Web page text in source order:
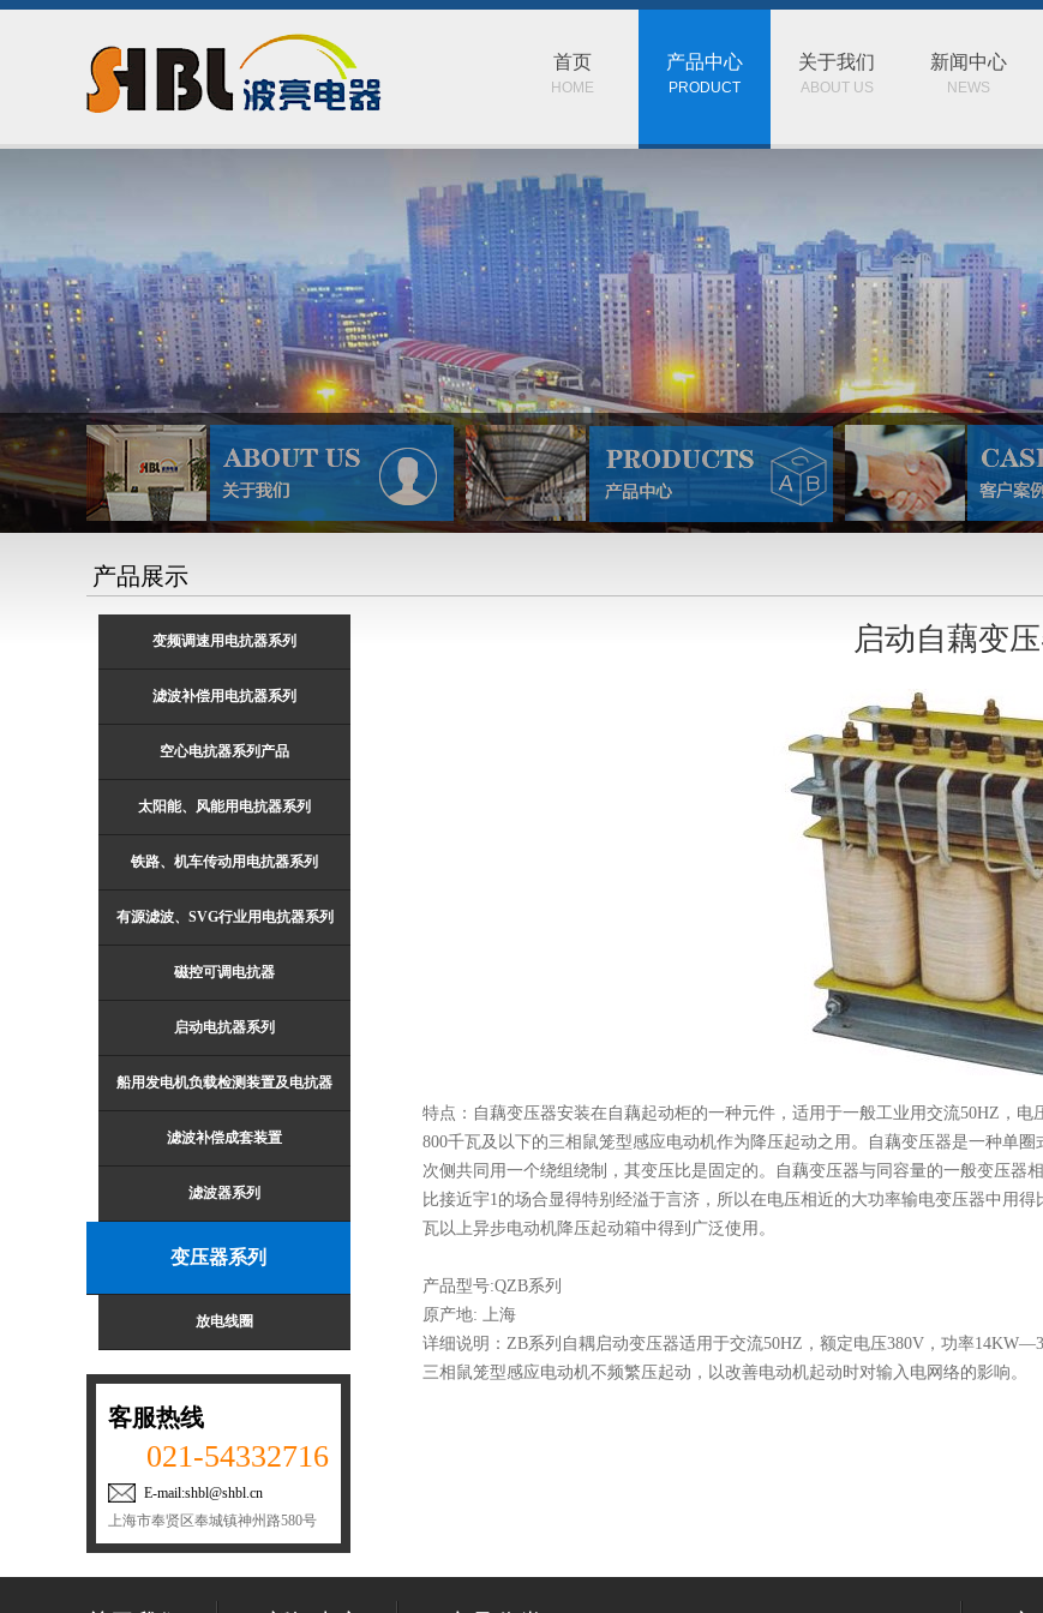
首页
HOME
产品中心
PRODUCT
关于我们
ABOUT US
新闻中心
NEWS
产品展示
变频调速用电抗器系列
滤波补偿用电抗器系列
空心电抗器系列产品
太阳能、风能用电抗器系列
铁路、机车传动用电抗器系列
有源滤波、SVG行业用电抗器系列
磁控可调电抗器
启动电抗器系列
船用发电机负载检测装置及电抗器
滤波补偿成套装置
滤波器系列
变压器系列
放电线圈
客服热线
021-54332716
E-mail:shbl@shbl.cn
上海市奉贤区奉城镇神州路580号
启动自藕变
特点：自藕变压器安装在自藕起动柜的一种元件，适用于一般工业用交流50HZ，电
800千瓦及以下的三相鼠笼型感应电动机作为降压起动之用。自藕变压器是一种单圈
次侧共同用一个绕组绕制，其变压比是固定的。自藕变压器与同容量的一般变压器
比接近宇1的场合显得特别经溢于言济，所以在电压相近的大功率输电变压器中用得
瓦以上异步电动机降压起动箱中得到广泛使用。
产品型号:QZB系列
原产地: 上海
详细说明：ZB系列自耦启动变压器适用于交流50HZ，额定电压380V，功率
三相鼠笼型感应电动机不频繁压起动，以改善电动机起动时对输入电网络的影响。